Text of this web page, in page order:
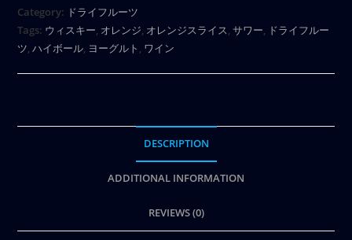
Category: ドライフルーツ
Tags: ウィスキー, オレンジ, オレンジスライス,サワー, ドライフルー
ツ,ハイボール, ヨーグルト , ワイン
DESCRIPTION
ADDITIONAL INFORMATION
REVIEWS (0)